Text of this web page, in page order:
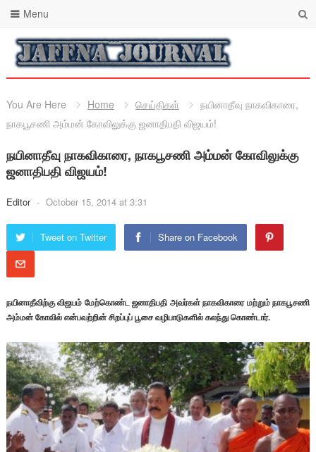
Menu
You Are Here Home செய்திகள்
நயினாதீவு நாகவிகாரை,
நாகபூசணி அம்மன் கோவிலுக்கு ஜனாதிபதி விஜயம்!
நயினாதீவு நாகவிகாரை, நாகபூசணி அம்மன் கோவிலுக்கு
ஜனாதிபதி விஜயம்!
Editor - October 15, 2014 at 3:31
Tweet on Twitter Share on Facebook
நயினாதீவிற்கு விஜயம் மேற்கொண்ட ஜனாதிபதி அவர்கள் நாகவிகாரை மற்றும் நாகபூசணி
அம்மன் கோவில் என்பவற்றின் சிறப்புப் பூசை வழிபாடுகளில் கலந்து கொண்டார்.